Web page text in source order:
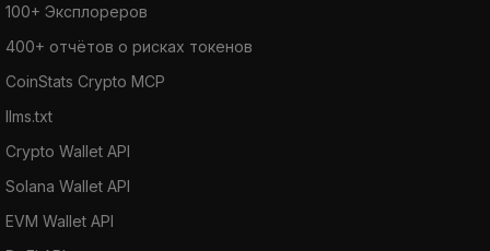
100+ Эксплореров
400+ отчётов о рисках токенов
CoinStats Crypto MCP
llms.txt
Crypto Wallet API
Solana Wallet API
EVM Wallet API